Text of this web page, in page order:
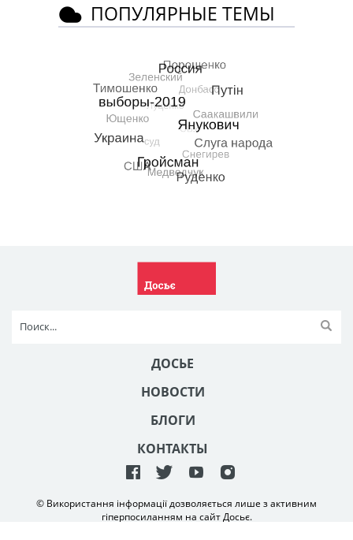
ПОПУЛЯРНЫЕ ТЕМЫ
ДОСЬЕ
НОВОСТИ
БЛОГИ
КОНТАКТЫ
© Використання інформації дозволяється лише з активним
гіперпосиланням на сайт Досьє.